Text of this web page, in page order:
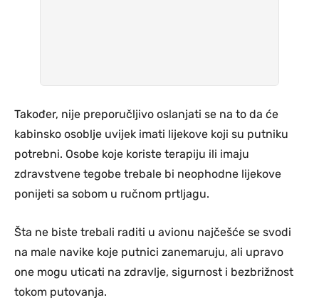
Također, nije preporučljivo oslanjati se na to da će
kabinsko osoblje uvijek imati lijekove koji su putniku
potrebni. Osobe koje koriste terapiju ili imaju
zdravstvene tegobe trebale bi neophodne lijekove
ponijeti sa sobom u ručnom prtljagu.
Šta ne biste trebali raditi u avionu najčešće se svodi
na male navike koje putnici zanemaruju, ali upravo
one mogu uticati na zdravlje, sigurnost i bezbrižnost
tokom putovanja.